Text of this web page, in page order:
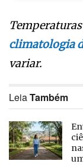
climatologia
variar.
LeiaTambém